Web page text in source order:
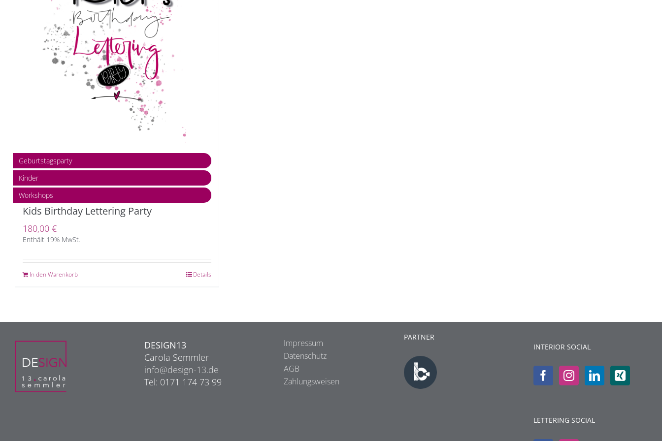
Geburtstagsparty
Kinder
Workshops
Kids Birthday Lettering Party
180,00 €
Enthält 19% MwSt.
In den Warenkorb Details
DESIGN13
Carola Semmler
info@design-13.de
Tel: 0171 174 73 99
Impressum
Datenschutz
AGB
Zahlungsweisen
PARTNER
INTERIOR SOCIAL
LETTERING SOCIAL